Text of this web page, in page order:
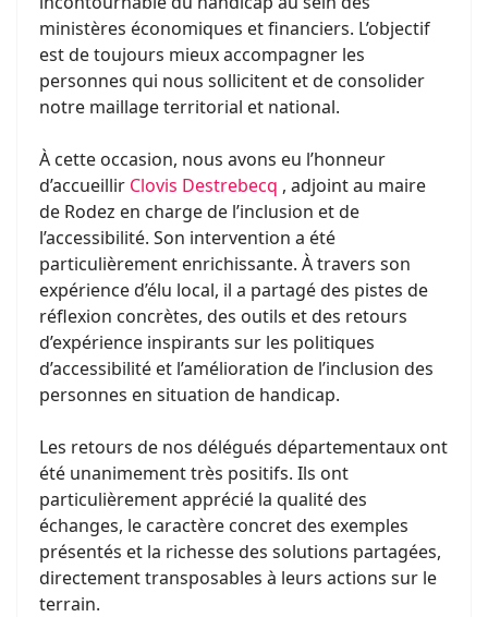
ministères économiques et financiers. L’objectif
est de toujours mieux accompagner les
personnes qui nous sollicitent et de consolider
notre maillage territorial et national.
À cette occasion, nous avons eu l’honneur
d’accueillir Clovis Destrebecq , adjoint au maire
de Rodez en charge de l’inclusion et de
l’accessibilité. Son intervention a été
particulièrement enrichissante. À travers son
expérience d’élu local, il a partagé des pistes de
réflexion concrètes, des outils et des retours
d’expérience inspirants sur les politiques
d’accessibilité et l’amélioration de l’inclusion des
personnes en situation de handicap.
Les retours de nos délégués départementaux ont
été unanimement très positifs. Ils ont
particulièrement apprécié la qualité des
échanges, le caractère concret des exemples
présentés et la richesse des solutions partagées,
directement transposables à leurs actions sur le
terrain.